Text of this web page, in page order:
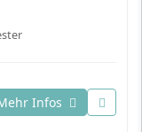
Infos